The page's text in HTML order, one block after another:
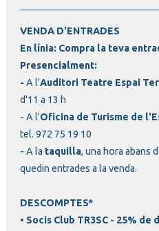
VENDA D'ENTRADES
En línia: Compra la teva
Presencialment:
- A l'Auditori Teatre Espai Ter
d’11 a 13 h
- A l'Oficina de Turisme de
tel. 972 75 19 10
- A la taquilla, una hora abans
quedin entrades a la venda.
DESCOMPTES*
• Socis Club TR3SC - 25% de